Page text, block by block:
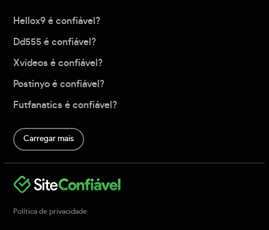
Hellox9 é confiável?
Dd555 é confiável?
Xvideos é confiável?
Postinyo é confiável?
Futfanatics é confiável?
Carregar mais
Política de privacidade